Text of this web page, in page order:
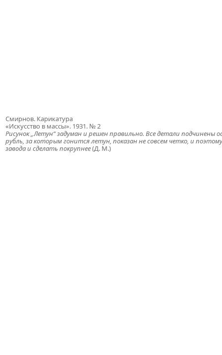
Смирнов. Карикатура
«Искусство в массы». 1931. № 2
Рисунок „Летун“ задуман и решен правильно. Все детали
рубль, за которым гонится летун, показан не совсем четко, и
завода и сделать покрупнее(Д. М.)